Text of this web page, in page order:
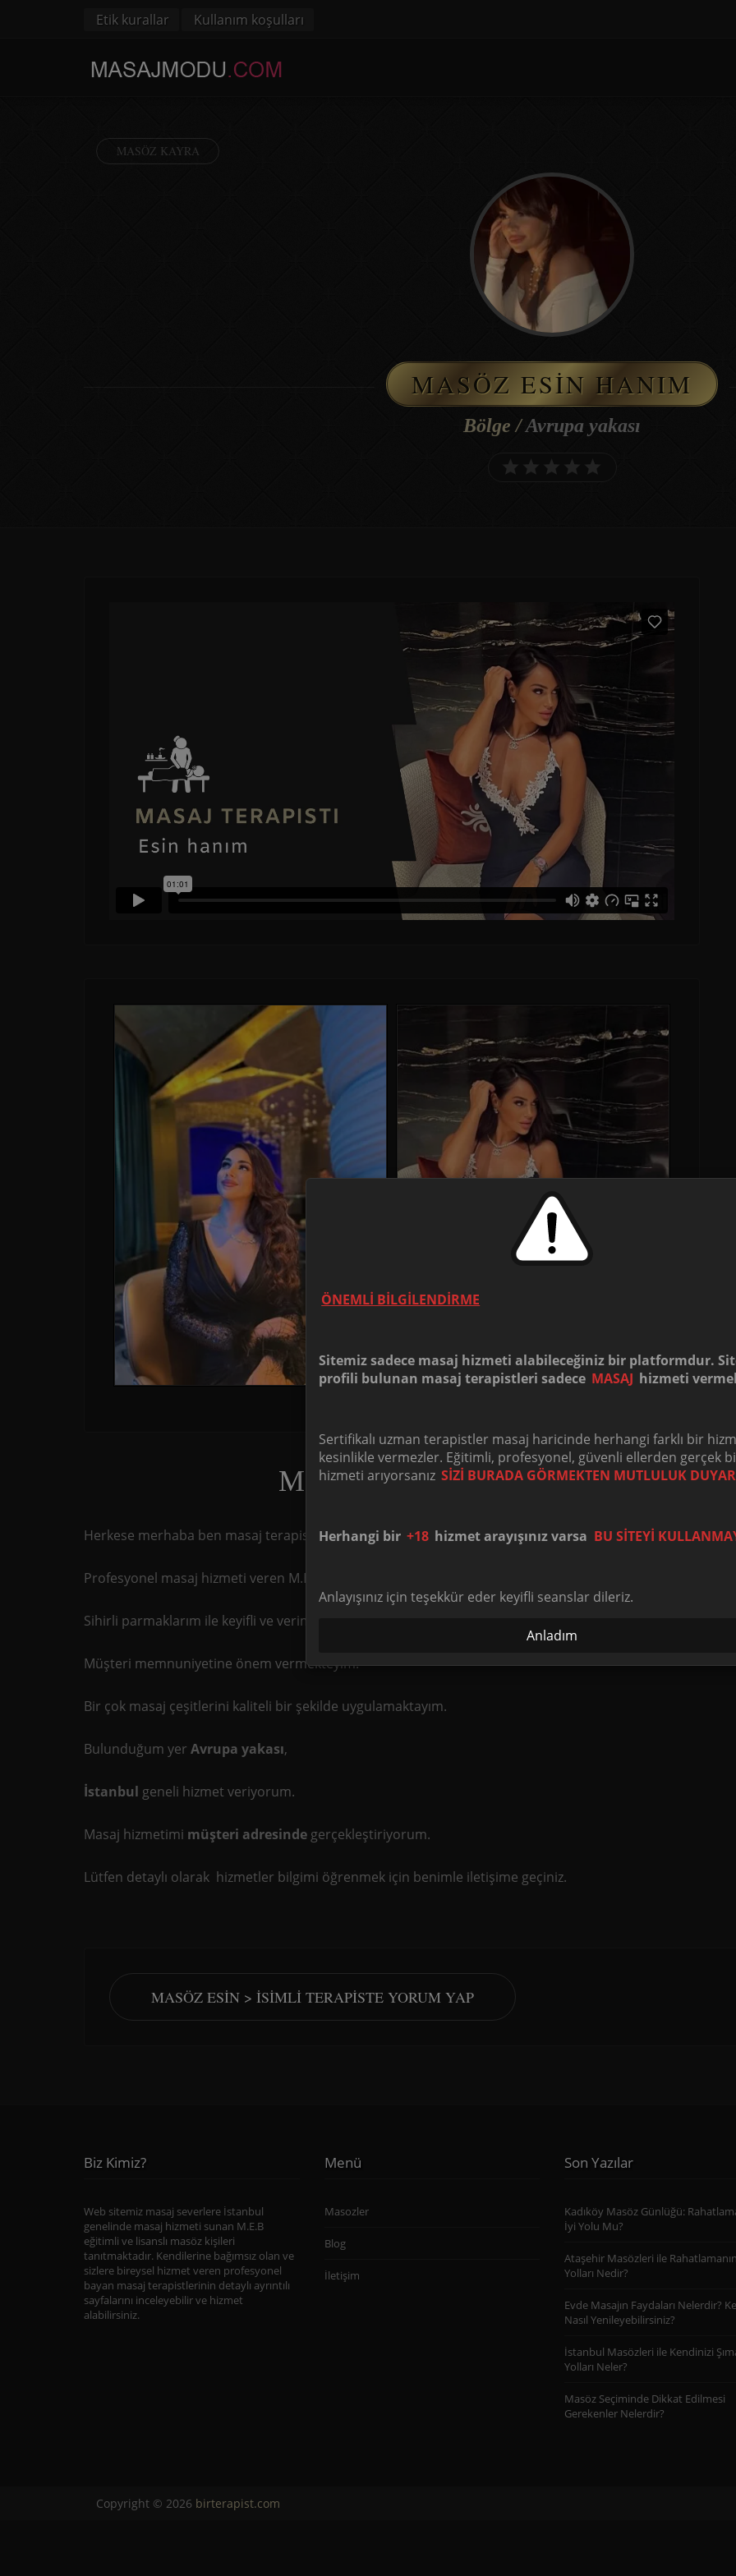
Etik kurallar Kullanım koşulları
MASÖZ KAYRA
MASÖZ ESIN HANIM
Bölge /Avrupa yakası
Masöz Esin Hanım
Herkese merhaba ben masaj terapisti masöz esin profilime hoş geldiniz.
Profesyonel masaj hizmeti veren M.E.B belge sahibi masaj terapistiyim.
Sihirli parmaklarım ile keyifli ve verimli geçecek olan bir hizmeti garanti edebilirim.
Müşteri memnuniyetine önem vermekteyim.
Bir çok masaj çeşitlerini kaliteli bir şekilde uygulamaktayım.
Bulunduğum yer Avrupa yakası,
İstanbul geneli hizmet veriyorum.
Masaj hizmetimi müşteri adresinde gerçekleştiriyorum.
Lütfen detaylı olarak hizmetler bilgimi öğrenmek için benimle iletişime geçiniz.
MASÖZ ESIN > İSIMLI TERAPISTE YORUM YAP
ÖNEMLİ BİLGİLENDİRME
Sitemiz sadece masaj hizmeti alabileceğiniz bir platformdur.
profili bulunan masaj terapistleri sadece MASAJ hizmeti
Sertifikalı uzman terapistler masaj haricinde herhangi farklı bir
kesinlikle vermezler. Eğitimli, profesyonel, güvenli ellerden gerçek
hizmeti arıyorsanız SİZİ BURADA GÖRMEKTEN MUTLULUK
Herhangi bir +18 hizmet arayışınız varsa BU SİTEYİ
Anlayışınız için teşekkür eder keyifli seanslar dileriz.
Anladım
Biz Kimiz?
Web sitemiz masaj severlere İstanbul
genelinde masaj hizmeti sunan M.E.B
eğitimli ve lisanslı masöz kişileri
tanıtmaktadır. Kendilerine bağımsız olan ve
sizlere bireysel hizmet veren profesyonel
bayan masaj terapistlerinin detaylı ayrıntılı
sayfalarını inceleyebilir ve hizmet
alabilirsiniz.
Menü
Masozler
Blog
İletişim
Son Yazılar
Kadıköy Masöz Günlüğü:
İyi Yolu Mu?
Ataşehir Masözleri ile
Yolları Nedir?
Evde Masajın Faydaları Nelerdir?
Nasıl Yenileyebilirsiniz?
İstanbul Masözleri ile Kendinizi
Yolları Neler?
Masöz Seçiminde Dikkat Edilmesi
Gerekenler Nelerdir?
Copyright © 2026 birterapist.com